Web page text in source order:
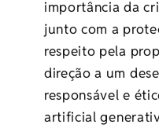
importância da
junto com a
respeito pela
direção a um
responsável e
artificial